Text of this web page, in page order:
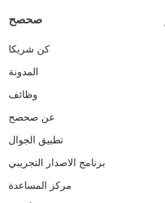
صحصح
كن شريكا
المدونة
وظائف
عن صحصح
تطبيق الجوال
برنامج الاصدار التجريبي
مركز المساعدة